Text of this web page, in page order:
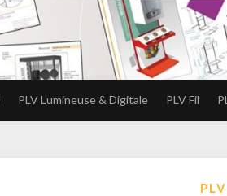
PLV Lumineuse & Digitale PLV Fil